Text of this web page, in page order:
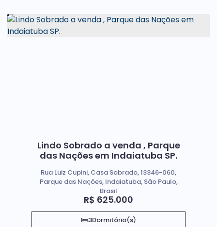
Lindo Sobrado a venda , Parque
das Nações em Indaiatuba SP.
R$ 625.000
Rua Luiz Cupini, Casa Sobrado, 13346-060,
Parque das Nações, Indaiatuba, São Paulo,
Brasil
3Dormitório(s)